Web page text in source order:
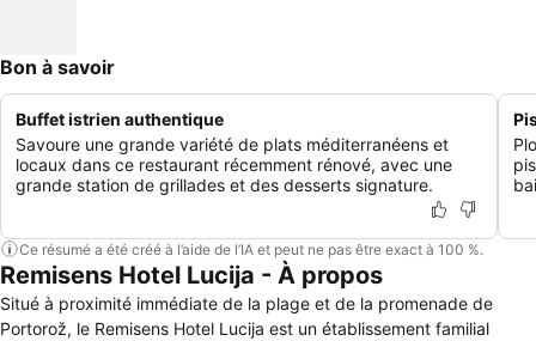
Bon à savoir
Buffet istrien authentique
Savoure une grande variété de plats méditerranéens et
locaux dans ce restaurant récemment rénové, avec une
grande station de grillades et des desserts signature.
Ce résumé a été créé à l’aide de l’IA et peut ne pas être exact à 100 %.
Remisens Hotel Lucija - À propos
Situé à proximité immédiate de la plage et de la promenade de
Portorož, le Remisens Hotel Lucija est un établissement familial